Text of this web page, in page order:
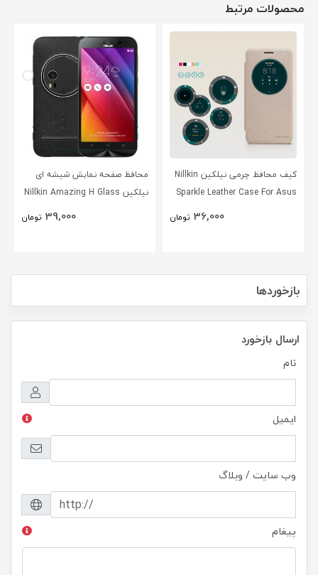
محصولات مرتبط
کیف محافظ چرمی نیلکین Nillkin
Sparkle Leather Case For Asus
36,000 تومان
محافظ صفحه نمایش شیشه ای
نیلکین Nillkin Amazing H Glass
Screen Protector For Asus
39,000 تومان
بازخوردها
ارسال بازخورد
نام
ایمیل
وب سایت / وبلاگ
پیغام